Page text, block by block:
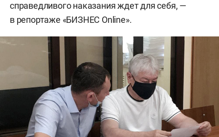
справедливого наказания ждет для себя, —
в репортаже «БИЗНЕС Online».